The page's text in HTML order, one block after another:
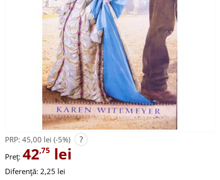
PRP: 45,00 lei (-5%) ?
Preț: 42,75 lei
Diferență: 2,25 lei